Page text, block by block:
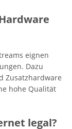
eignen
Dazu
Zusatzhardware
hohe Qualität
legal?